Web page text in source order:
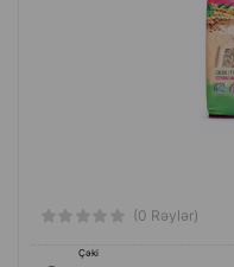
(0 Rəylər)
Çəki